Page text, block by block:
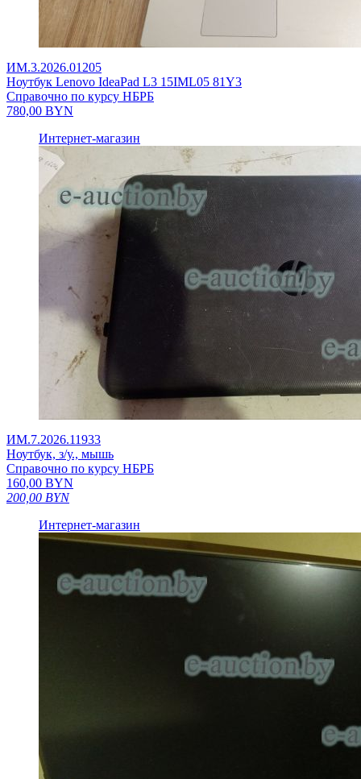
ИМ.3.2026.01205
Ноутбук Lenovo IdeaPad L3 15IML05 81Y3
Справочно по курсу НБРБ
780,00 BYN
Интернет-магазин
ИМ.7.2026.11933
Ноутбук, з/у., мышь
Справочно по курсу НБРБ
160,00 BYN
200,00 BYN
Интернет-магазин